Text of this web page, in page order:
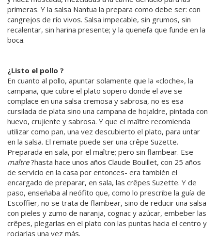
primeras. Y la salsa Nantua la prepara como debe ser: con
cangrejos de río vivos. Salsa impecable, sin grumos, sin
recalentar, sin harina presente; y la quenefa que funde en la
boca.
¿Listo el pollo ?
En cuanto al pollo, apuntar solamente que la «cloche», la
campana, que cubre el plato sopero donde el ave se
complace en una salsa cremosa y sabrosa, no es esa
cursilada de plata sino una campana de hojaldre, pintada con
huevo, crujiente y sabrosa. Y que el maître recomienda
utilizar como pan, una vez descubierto el plato, para untar
en la salsa. El remate puede ser una crêpe Suzette.
Preparada en sala, por el maître; pero sin flambear. Ese
maître?hasta hace unos años Claude Bouillet, con 25 años
de servicio en la casa por entonces- era también el
encargado de preparar, en sala, las crêpes Suzette. Y de
paso, enseñaba al neófito que, como lo prescribe la guía de
Escoffier, no se trata de flambear, sino de reducir una salsa
con pieles y zumo de naranja, cognac y azúcar, embeber las
crêpes, plegarlas en el plato con las puntas hacia el centro y
rociarlas una vez más.